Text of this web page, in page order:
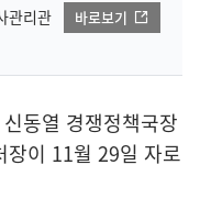
관리관
바로보기
신동열 경쟁정책국장
장이 11월 29일 자로